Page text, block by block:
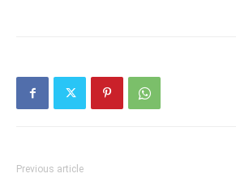
Previous article